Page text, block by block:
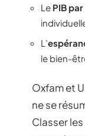
Le PIB
L’
le bien-
Oxfam et
ne se
Classer